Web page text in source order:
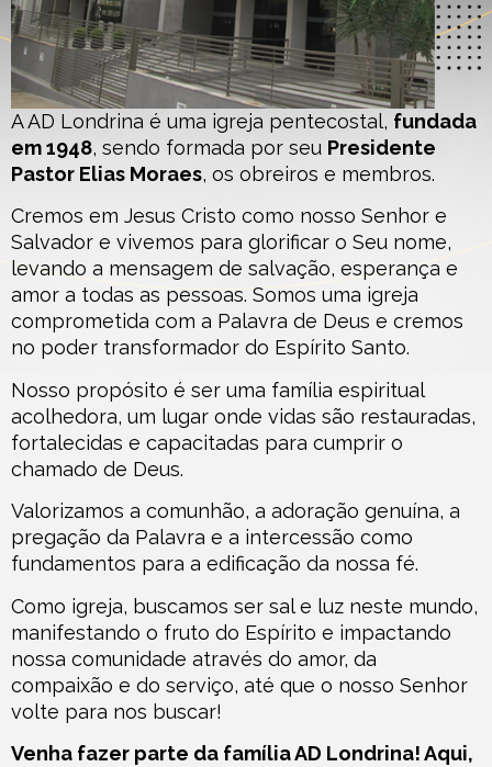
A AD Londrina é uma igreja pentecostal, fundada
em 1948, sendo formada por seu Presidente
Pastor Elias Moraes, os obreiros e membros.
Cremos em Jesus Cristo como nosso Senhor e
Salvador e vivemos para glorificar o Seu nome,
levando a mensagem de salvação, esperança e
amor a todas as pessoas. Somos uma igreja
comprometida com a Palavra de Deus e cremos
no poder transformador do Espírito Santo.
Nosso propósito é ser uma família espiritual
acolhedora, um lugar onde vidas são restauradas,
fortalecidas e capacitadas para cumprir o
chamado de Deus.
Valorizamos a comunhão, a adoração genuína, a
pregação da Palavra e a intercessão como
fundamentos para a edificação da nossa fé.
Como igreja, buscamos ser sal e luz neste mundo,
manifestando o fruto do Espírito e impactando
nossa comunidade através do amor, da
compaixão e do serviço, até que o nosso Senhor
volte para nos buscar!
Venha fazer parte da família AD Londrina! Aqui,